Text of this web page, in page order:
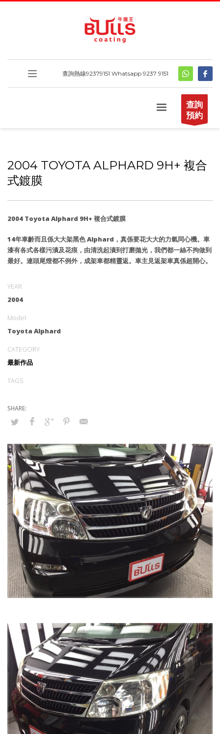
查詢熱線92379151 Whatsapp 9237 9151
查詢
預約
2004 TOYOTA ALPHARD 9H+ 複合
式鍍膜
2004 Toyota Alphard 9H+ 複合式鍍膜
14年車齡而且係大大架黑色 Alphard，真係要花大大的力氣同心機。車
漆有各式各樣污漬及花痕，由清洗起漬到打磨拋光，我們都一絲不拘做到
最好。連頭尾燈都不例外，成架車都精靈返。車主見返架車真係超開心。
YEAR
2004
Model
Toyota Alphard
CATEGORY
最新作品
TAGS